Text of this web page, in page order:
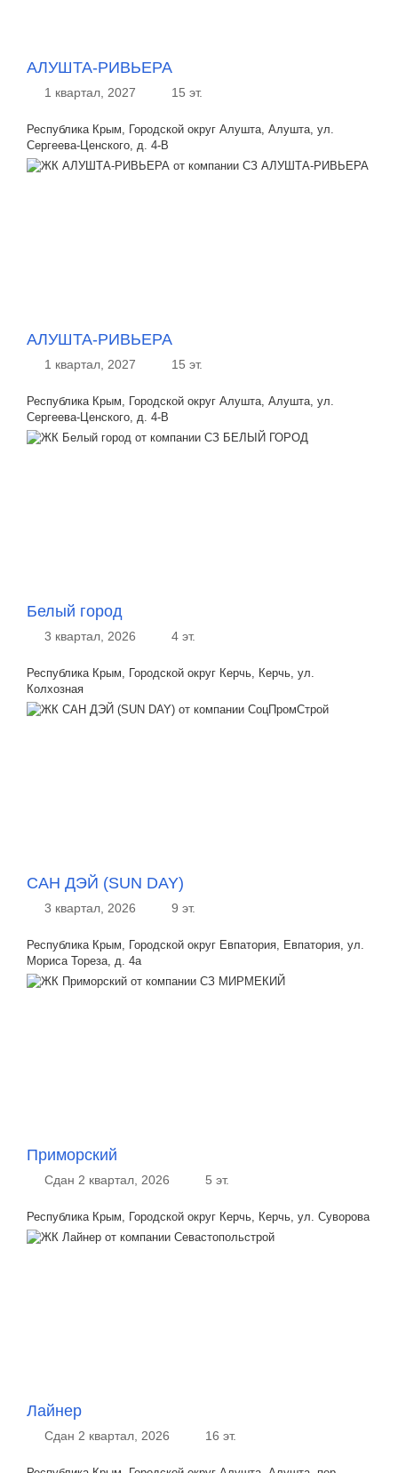
АЛУШТА-РИВЬЕРА
1 квартал, 2027 15 эт.
Республика Крым, Городской округ Алушта, Алушта, ул.
Сергеева-Ценского, д. 4-В
АЛУШТА-РИВЬЕРА
1 квартал, 2027 15 эт.
Республика Крым, Городской округ Алушта, Алушта, ул.
Сергеева-Ценского, д. 4-В
Белый город
3 квартал, 2026 4 эт.
Республика Крым, Городской округ Керчь, Керчь, ул.
Колхозная
САН ДЭЙ (SUN DAY)
3 квартал, 2026 9 эт.
Республика Крым, Городской округ Евпатория, Евпатория, ул.
Мориса Тореза, д. 4а
Приморский
Сдан 2 квартал, 2026 5 эт.
Республика Крым, Городской округ Керчь, Керчь, ул. Суворова
Лайнер
Сдан 2 квартал, 2026 16 эт.